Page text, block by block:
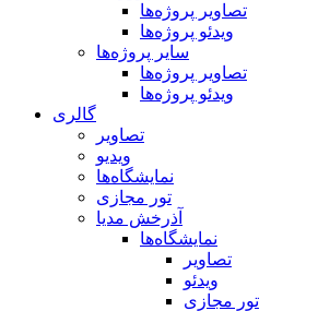
تصاویر پروژه‌ها
ویدئو پروژه‌ها
سایر پروژه‌ها
تصاویر پروژه‌ها
ویدئو پروژه‌ها
گالری
تصاویر
ویدیو
نمایشگاه‌ها
تور مجازی
آذرخش مدیا
نمایشگاه‌ها
تصاویر
ویدئو
تور مجازی